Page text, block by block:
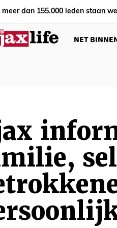
meer dan 155.000 leden staan
NET